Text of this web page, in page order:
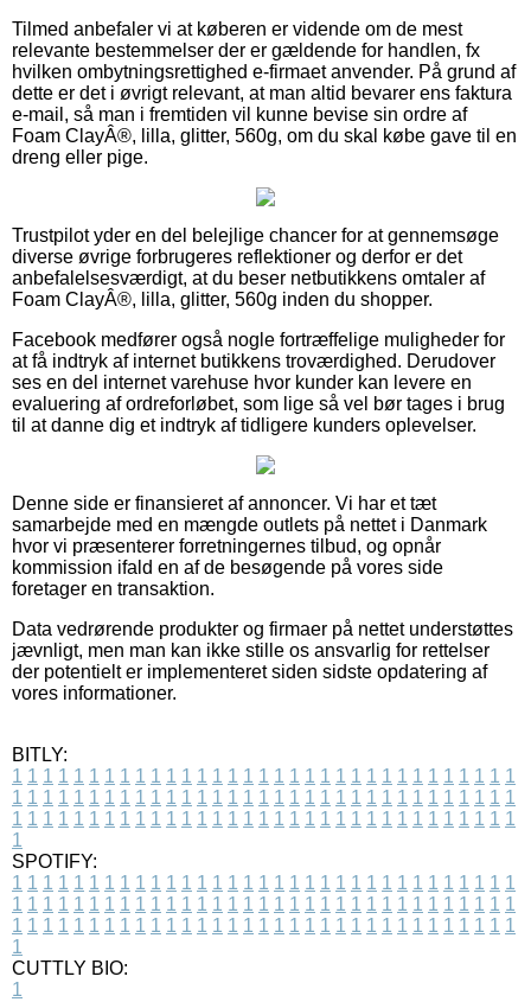
Tilmed anbefaler vi at køberen er vidende om de mest
relevante bestemmelser der er gældende for handlen, fx
hvilken ombytningsrettighed e-firmaet anvender. På grund af
dette er det i øvrigt relevant, at man altid bevarer ens faktura
e-mail, så man i fremtiden vil kunne bevise sin ordre af
Foam ClayÂ®, lilla, glitter, 560g, om du skal købe gave til en
dreng eller pige.
Trustpilot yder en del belejlige chancer for at gennemsøge
diverse øvrige forbrugeres reflektioner og derfor er det
anbefalelsesværdigt, at du beser netbutikkens omtaler af
Foam ClayÂ®, lilla, glitter, 560g inden du shopper.
Facebook medfører også nogle fortræffelige muligheder for
at få indtryk af internet butikkens troværdighed. Derudover
ses en del internet varehuse hvor kunder kan levere en
evaluering af ordreforløbet, som lige så vel bør tages i brug
til at danne dig et indtryk af tidligere kunders oplevelser.
Denne side er finansieret af annoncer. Vi har et tæt
samarbejde med en mængde outlets på nettet i Danmark
hvor vi præsenterer forretningernes tilbud, og opnår
kommission ifald en af de besøgende på vores side
foretager en transaktion.
Data vedrørende produkter og firmaer på nettet understøttes
jævnligt, men man kan ikke stille os ansvarlig for rettelser
der potentielt er implementeret siden sidste opdatering af
vores informationer.
BITLY:
1 1 1 1 1 1 1 1 1 1 1 1 1 1 1 1 1 1 1 1 1 1 1 1 1 1 1 1 1 1 1 1 1
1 1 1 1 1 1 1 1 1 1 1 1 1 1 1 1 1 1 1 1 1 1 1 1 1 1 1 1 1 1 1 1 1
1 1 1 1 1 1 1 1 1 1 1 1 1 1 1 1 1 1 1 1 1 1 1 1 1 1 1 1 1 1 1 1 1
1
SPOTIFY:
1 1 1 1 1 1 1 1 1 1 1 1 1 1 1 1 1 1 1 1 1 1 1 1 1 1 1 1 1 1 1 1 1
1 1 1 1 1 1 1 1 1 1 1 1 1 1 1 1 1 1 1 1 1 1 1 1 1 1 1 1 1 1 1 1 1
1 1 1 1 1 1 1 1 1 1 1 1 1 1 1 1 1 1 1 1 1 1 1 1 1 1 1 1 1 1 1 1 1
1
CUTTLY BIO:
1